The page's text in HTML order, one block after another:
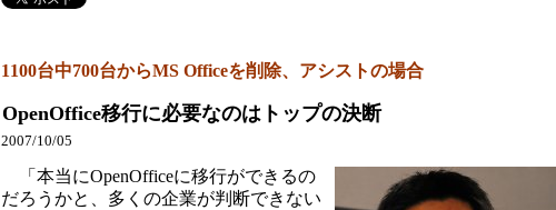
1100台中700台からMS Officeを削除、アシストの場合
OpenOffice移行に必要なのはトップの決断
2007/10/05
「本当にOpenOfficeに移行ができるの
だろうかと、多くの企業が判断できない